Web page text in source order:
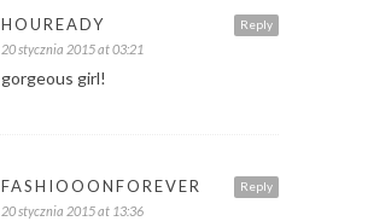
Reply
HOUREADY
20 stycznia 2015 at 03:21
gorgeous girl!
Reply
FASHIOOONFOREVER
20 stycznia 2015 at 13:36